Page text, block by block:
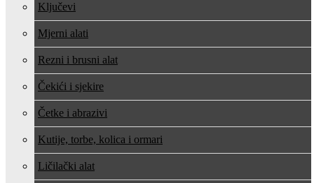
Ključevi
Mjerni alati
Rezni i brusni alat
Čekići i sjekire
Četke i abrazivi
Kutije, torbe, kolica i ormari
Ličilački alat